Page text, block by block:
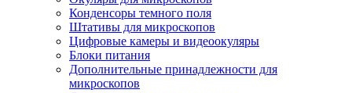
Конденсоры темного поля
Штативы для микроскопов
Цифровые камеры и видеоокуляры
Блоки питания
Дополнительные принадлежности для
микроскопов